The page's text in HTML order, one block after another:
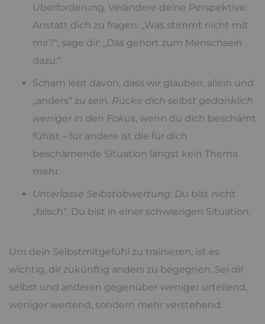
Überforderung. Verändere deine Perspektive:
Anstatt dich zu fragen: „Was stimmt nicht mit
mir?“, sage dir: „Das gehört zum Menschsein
dazu.“
Scham lebt davon, dass wir glauben, allein und
„anders“ zu sein. Rücke dich selbst gedanklich
weniger in den Fokus, wenn du dich beschämt
fühlst – für andere ist die für dich
beschämende Situation längst kein Thema
mehr.
Unterlasse Selbstabwertung: Du bist nicht
„falsch“. Du bist in einer schwierigen Situation.
Um dein Selbstmitgefühl zu trainieren, ist es
wichtig, dir zukünftig anders zu begegnen. Sei dir
selbst und anderen gegenüber weniger urteilend,
weniger wertend, sondern mehr verstehend.